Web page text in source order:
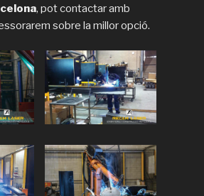
, pot contactar amb
sobre la millor opció.